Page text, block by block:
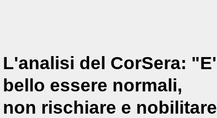
L'analisi del CorSera: "E'
bello essere normali,
non rischiare e nobilitare